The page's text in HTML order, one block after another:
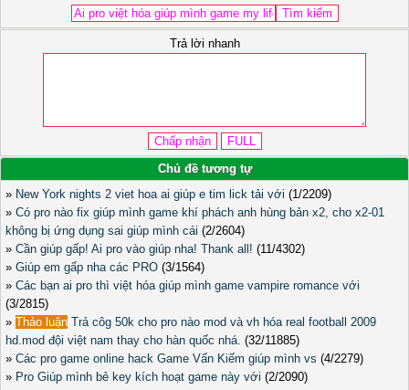
Trả lời nhanh
Chủ đề tương tự
» New York nights 2 viet hoa ai giúp e tim lick tải với (1/2209)
» Có pro nào fix giúp mình game khí phách anh hùng bản x2, cho x2-01
không bị ứng dụng sai giúp mình cái (2/2604)
» Cần giúp gấp! Ai pro vào giúp nha! Thank all! (11/4302)
» Giúp em gấp nha các PRO (3/1564)
» Các bạn ai pro thì việt hóa giúp mình game vampire romance với
(3/2815)
» Thảo luận Trả côg 50k cho pro nào mod và vh hóa real football 2009
hd.mod đội việt nam thay cho hàn quốc nhá. (32/11885)
» Các pro game online hack Game Vấn Kiếm giúp mình vs (4/2279)
» Pro Giúp mình bẻ key kích hoạt game này với (2/2090)